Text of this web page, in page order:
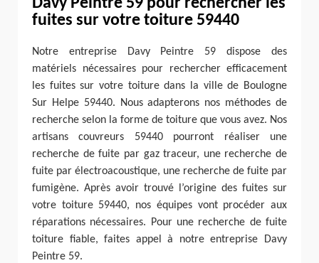
Davy Peintre 59 pour rechercher les
fuites sur votre toiture 59440
Notre entreprise Davy Peintre 59 dispose des
matériels nécessaires pour rechercher efficacement
les fuites sur votre toiture dans la ville de Boulogne
Sur Helpe 59440. Nous adapterons nos méthodes de
recherche selon la forme de toiture que vous avez. Nos
artisans couvreurs 59440 pourront réaliser une
recherche de fuite par gaz traceur, une recherche de
fuite par électroacoustique, une recherche de fuite par
fumigène. Après avoir trouvé l’origine des fuites sur
votre toiture 59440, nos équipes vont procéder aux
réparations nécessaires. Pour une recherche de fuite
toiture fiable, faites appel à notre entreprise Davy
Peintre 59.